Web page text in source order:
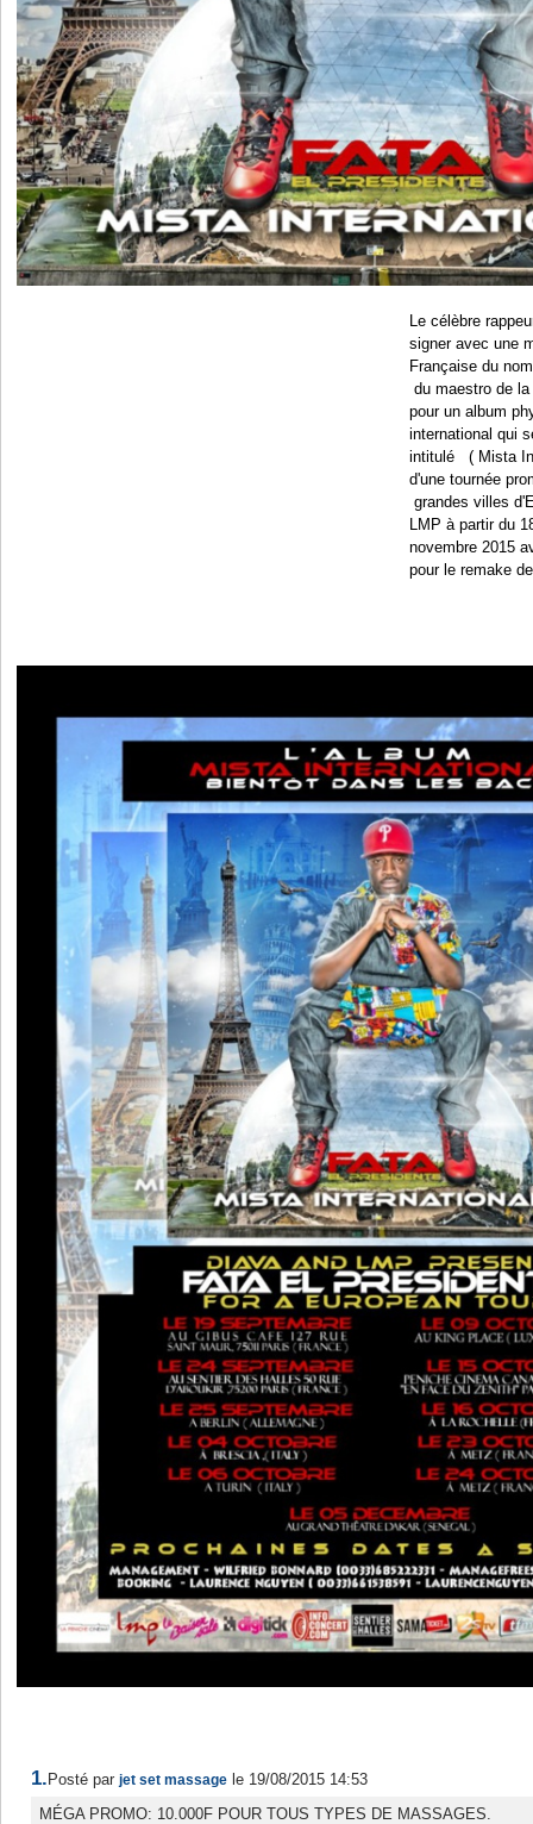
Le célèbre
signer avec une
Française du
du maestro de
pour un album
international qui
intitulé ( Mista
d'une tournée
grandes villes
LMP à partir du
novembre 2015
pour le remake
1.Posté parjet set massage le 19/08/2015 14:53
MÉGA PROMO: 10.000F POUR TOUS TYPES DE MASSAGES.